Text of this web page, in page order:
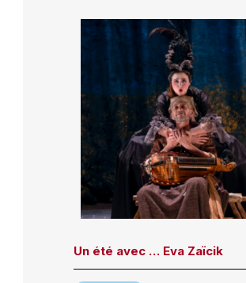
Un été avec … Eva Zaïcik